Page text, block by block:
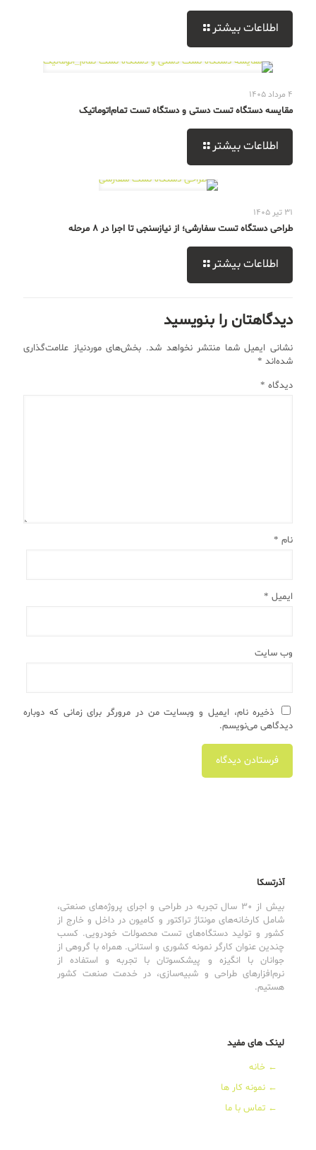
اطلاعات بیشتر
4 مرداد 1405
مقایسه دستگاه تست دستی و دستگاه تست تمام‌اتوماتیک
اطلاعات بیشتر
31 تیر 1405
طراحی دستگاه تست سفارشی؛ از نیازسنجی تا اجرا در 8 مرحله
اطلاعات بیشتر
دیدگاهتان را بنویسید
نشانی ایمیل شما منتشر نخواهد شد. بخش‌های موردنیاز علامت‌گذاری
شده‌اند *
دیدگاه *
نام *
ایمیل *
وب‌ سایت
ذخیره نام، ایمیل و وبسایت من در مرورگر برای زمانی که دوباره
دیدگاهی می‌نویسم.
آذرتسکا
بیش از 30 سال تجربه در طراحی و اجرای پروژه‌های صنعتی،
شامل کارخانه‌های مونتاژ تراکتور و کامیون در داخل و خارج از
کشور و تولید دستگاه‌های تست محصولات خودرویی. کسب
چندین عنوان کارگر نمونه کشوری و استانی. همراه با گروهی از
جوانان با انگیزه و پیشکسوتان با تجربه و استفاده از
نرم‌افزارهای طراحی و شبیه‌سازی، در خدمت صنعت کشور
هستیم.
لینک های مفید
← خانه
← نمونه کار ها
← تماس با ما